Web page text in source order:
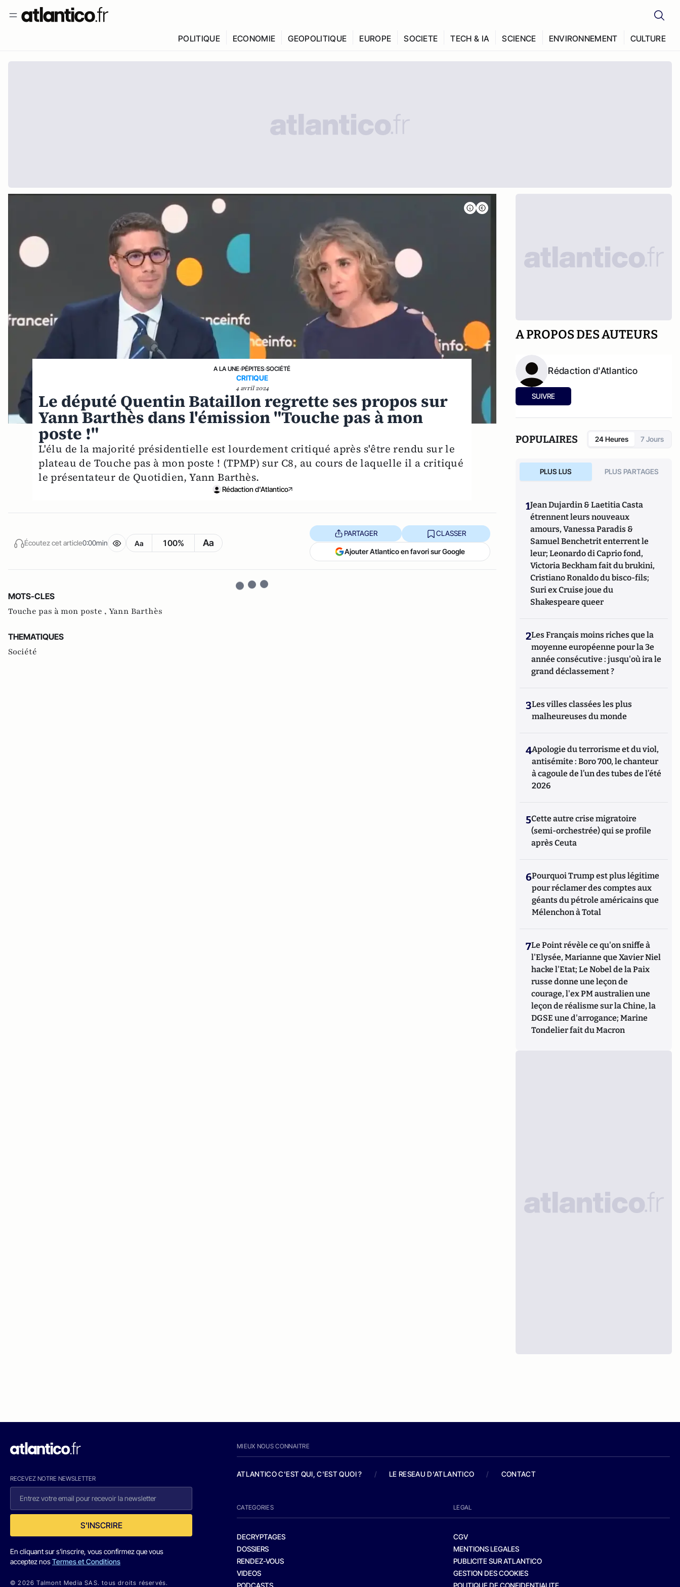
POLITIQUE ECONOMIE GEOPOLITIQUE EUROPE SOCIETE TECH & IA SCIENCE ENVIRONNEMENT CULTURE
A LA UNE›PÉPITES›SOCIÉTÉ
CRITIQUE
4 avril 2024
Le député Quentin Bataillon regrette ses propos sur
Yann Barthès dans l'émission "Touche pas à mon
poste !"
L'élu de la majorité présidentielle est lourdement critiqué après s'être rendu sur le
plateau de Touche pas à mon poste ! (TPMP) sur C8, au cours de laquelle il a critiqué
le présentateur de Quotidien, Yann Barthès.
Rédaction d'Atlantico
Écoutez cet article0:00min Aa 100% Aa
PARTAGER CLASSER
Ajouter Atlantico en favori sur Google
MOTS-CLES
Touche pas à mon poste , Yann Barthès
THEMATIQUES
Société
A PROPOS DES AUTEURS
Rédaction d'Atlantico
SUIVRE
POPULAIRES 24 Heures 7 Jours
PLUS LUS PLUS PARTAGES
1Jean Dujardin & Laetitia Casta
étrennent leurs nouveaux
amours, Vanessa Paradis &
Samuel Benchetrit enterrent le
leur; Leonardo di Caprio fond,
Victoria Beckham fait du brukini,
Cristiano Ronaldo du bisco-fils;
Suri ex Cruise joue du
Shakespeare queer
2Les Français moins riches que la
moyenne européenne pour la 3e
année consécutive : jusqu'où ira le
grand déclassement ?
3Les villes classées les plus
malheureuses du monde
4Apologie du terrorisme et du viol,
antisémite : Boro 700, le chanteur
à cagoule de l’un des tubes de l’été
2026
5Cette autre crise migratoire
(semi-orchestrée) qui se profile
après Ceuta
6Pourquoi Trump est plus légitime
pour réclamer des comptes aux
géants du pétrole américains que
Mélenchon à Total
7Le Point révèle ce qu'on sniffe à
l'Elysée, Marianne que Xavier Niel
hacke l'Etat; Le Nobel de la Paix
russe donne une leçon de
courage, l'ex PM australien une
leçon de réalisme sur la Chine, la
DGSE une d'arrogance; Marine
Tondelier fait du Macron
RECEVEZ NOTRE NEWSLETTER
S'INSCRIRE
En cliquant sur s'inscrire, vous confirmez que vous
acceptez nosTermes et Conditions
© 2026 Talmont Media SAS. tous droits réservés.
MIEUX NOUS CONNAITRE
ATLANTICO C'EST QUI, C'EST QUOI ? / LE RESEAU D'ATLANTICO / CONTACT
CATEGORIES
DECRYPTAGES
DOSSIERS
RENDEZ-VOUS
VIDEOS
PODCASTS
LEGAL
CGV
MENTIONS LEGALES
PUBLICITE SUR ATLANTICO
GESTION DES COOKIES
POLITIQUE DE CONFIDENTIALITE